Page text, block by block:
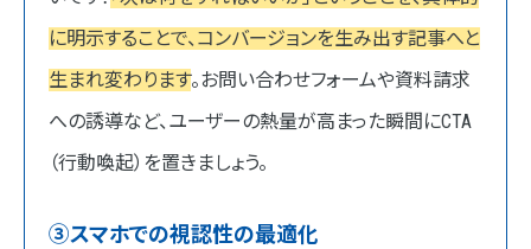
に明示することで、コンバージョンを生み出す記事へと
生まれ変わります。お問い合わせフォームや資料請求
への誘導など、ユーザーの熱量が高まった瞬間にCTA
（行動喚起）を置きましょう。
③スマホでの視認性の最適化